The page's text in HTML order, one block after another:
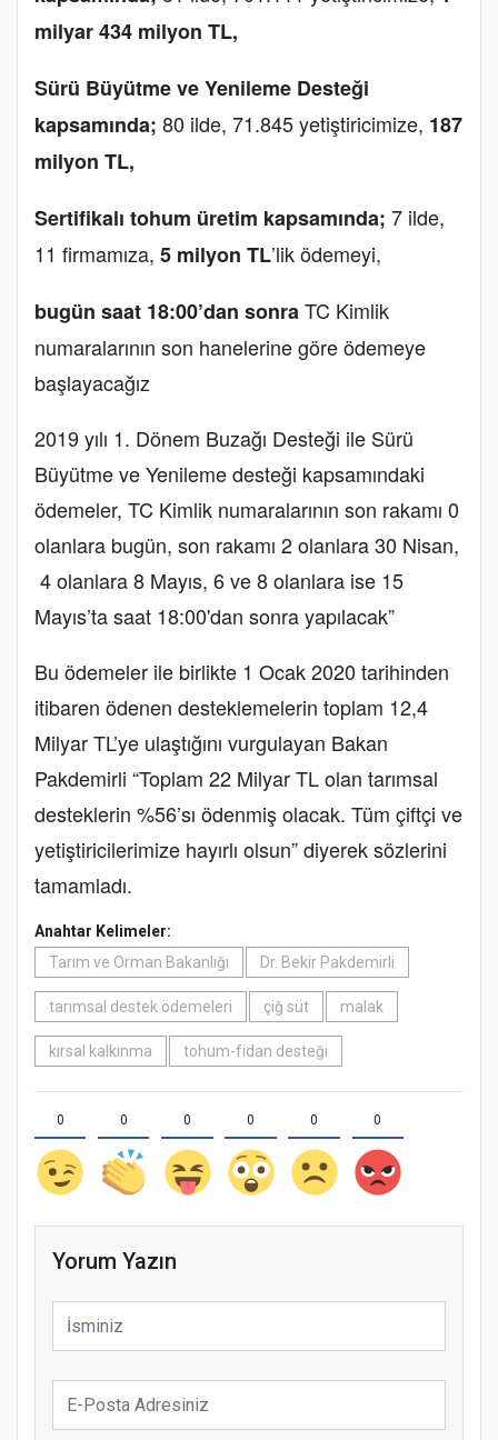
milyar 434 milyon TL,
Sürü Büyütme ve Yenileme Desteği
kapsamında; 80 ilde, 71.845 yetiştiricimize, 187
milyon TL,
Sertifikalı tohum üretim kapsamında; 7 ilde,
11 firmamıza, 5 milyon TL’lik ödemeyi,
bugün saat 18:00’dan sonraTC Kimlik
numaralarının son hanelerine göre ödemeye
başlayacağız
2019 yılı 1. Dönem Buzağı Desteği ile Sürü
Büyütme ve Yenileme desteği kapsamındaki
ödemeler, TC Kimlik numaralarının son rakamı 0
olanlara bugün, son rakamı 2 olanlara 30 Nisan,
4 olanlara 8 Mayıs, 6 ve 8 olanlara ise 15
Mayıs’ta saat 18:00'dan sonra yapılacak”
Bu ödemeler ile birlikte 1 Ocak 2020 tarihinden
itibaren ödenen desteklemelerin toplam 12,4
Milyar TL’ye ulaştığını vurgulayan Bakan
Pakdemirli “Toplam 22 Milyar TL olan tarımsal
desteklerin %56’sı ödenmiş olacak. Tüm çiftçi ve
yetiştiricilerimize hayırlı olsun” diyerek sözlerini
tamamladı.
Anahtar Kelimeler:
Tarım ve Orman Bakanlığı
Dr. Bekir Pakdemirli
tarımsal destek ödemeleri çiğ süt malak
kırsal kalkınma tohum-fidan desteği
0 0 0 0 0 0
Yorum Yazın